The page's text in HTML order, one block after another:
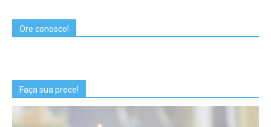
Ore conosco!
Faça sua prece!